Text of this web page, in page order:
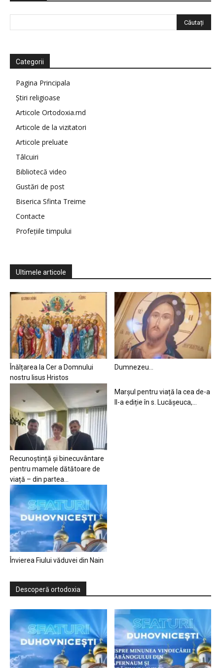
Categorii
Pagina Principala
Știri religioase
Articole Ortodoxia.md
Articole de la vizitatori
Articole preluate
Tâlcuiri
Bibliotecă video
Gustări de post
Biserica Sfinta Treime
Contacte
Profețiile timpului
Ultimele articole
Înălțarea la Cer a Domnului
nostru Iisus Hristos
Dumnezeu…
Recunoștință și binecuvântare
pentru mamele dătătoare de
viață – din partea...
Marșul pentru viață la cea de-a
II-a ediție în s. Lucășeuca,...
Învierea Fiului văduvei din Nain
Descoperă ortodoxia